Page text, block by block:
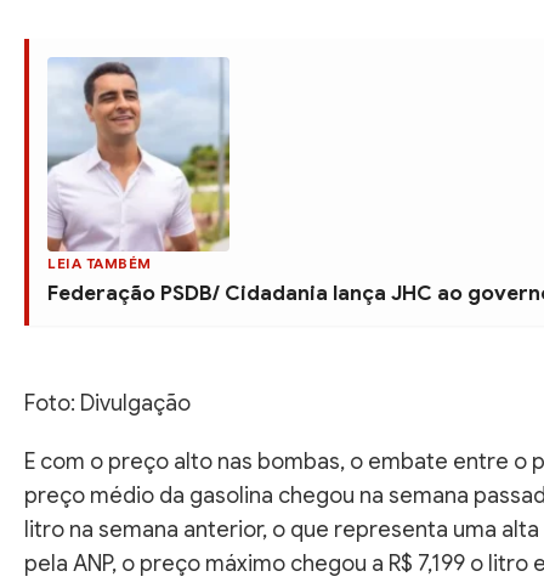
LEIA TAMBÉM
Federação PSDB/ Cidadania lança JHC ao
Foto: Divulgação
E com o preço alto nas bombas, o embate entre
preço médio da gasolina chegou na semana
litro na semana anterior, o que representa uma
pela ANP, o preço máximo chegou a R$ 7,199 o litro